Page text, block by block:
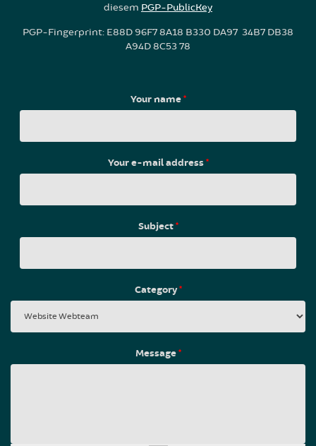
diesem PGP-PublicKey
PGP-Fingerprint: E88D 96F7 8A18 B330 DA97 34B7 DB38
A94D 8C53 78
Your name*
Your e-mail address*
Subject*
Category*
Message*